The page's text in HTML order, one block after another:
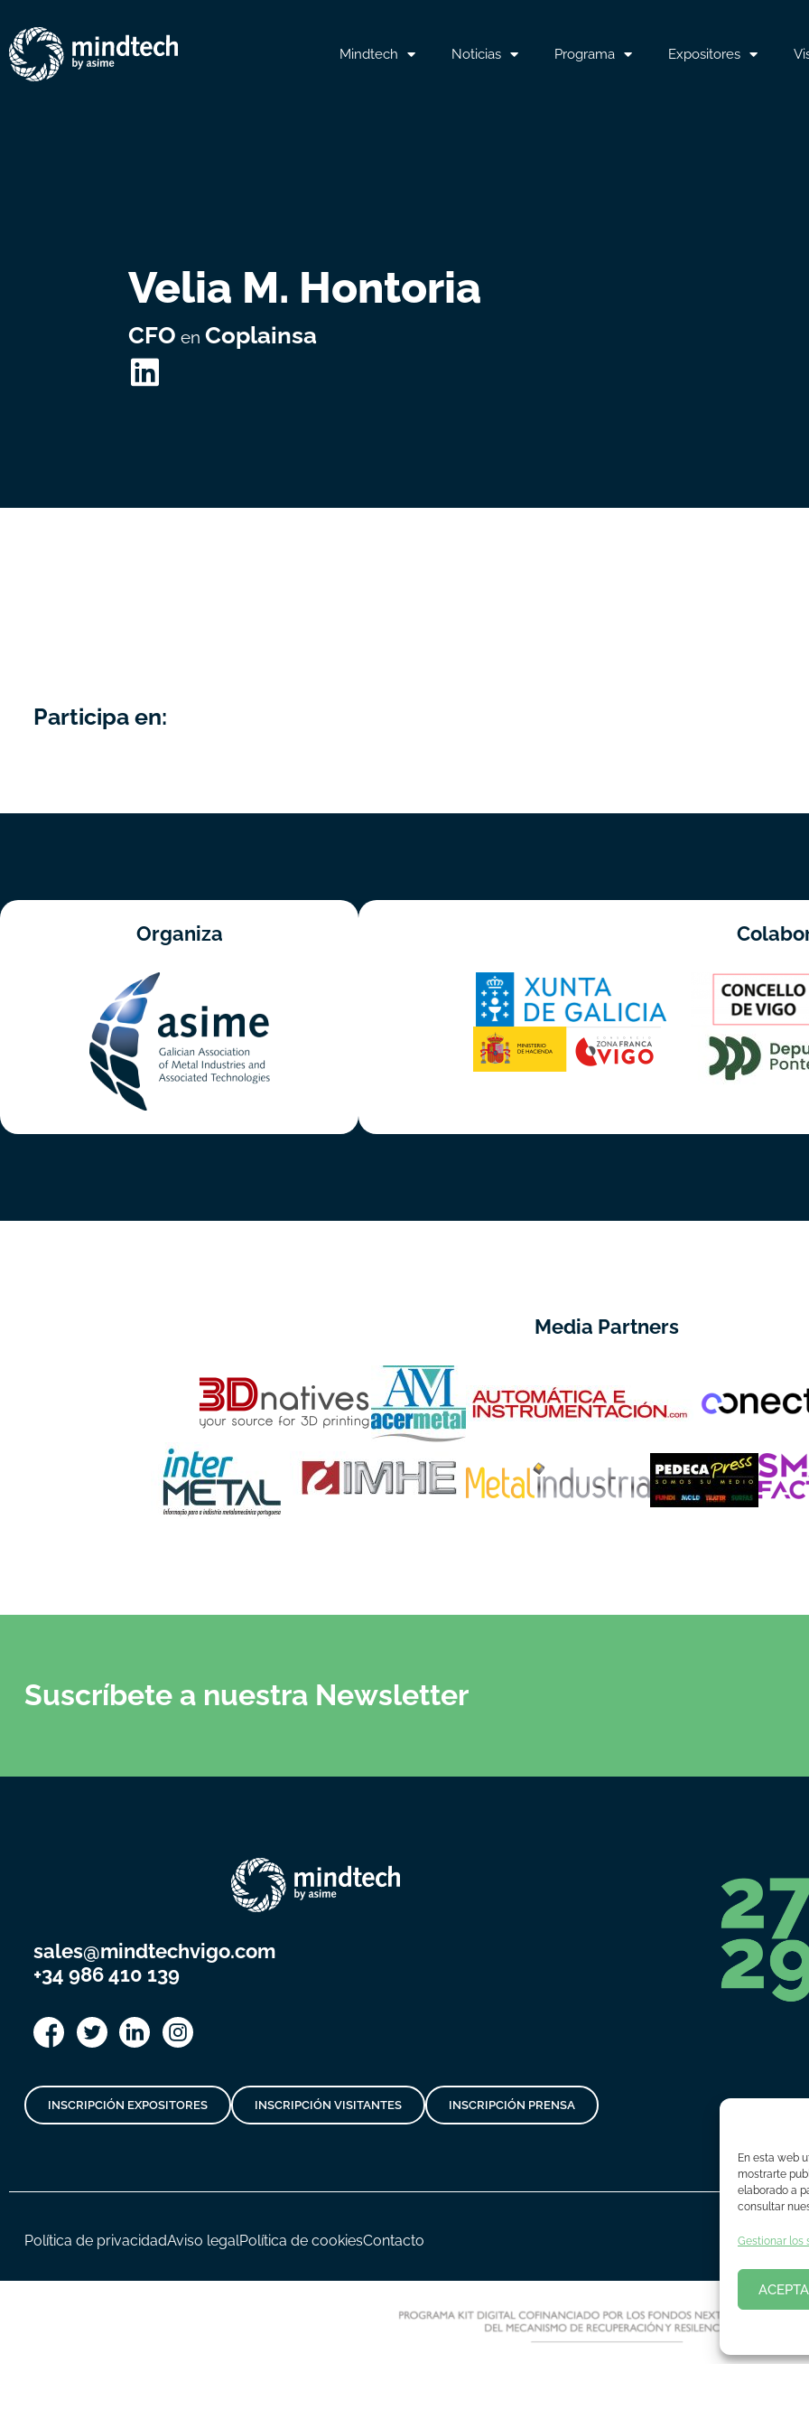
En esta web
mostrarte
elaborado a
consultar
Gestionar los
Mindtech Noticias Programa Expositores
Velia M. Hontoria
CFO enCoplainsa
Participa en:
Organiza
Media Partners
Suscríbete a nuestra Newsletter
sales@mindtechvigo.com
+34 986 410 139
INSCRIPCIÓN EXPOSITORES INSCRIPCIÓN VISITANTES INSCRIPCIÓN PRENSA
Política de privacidadAviso legalPolítica de cookiesContacto